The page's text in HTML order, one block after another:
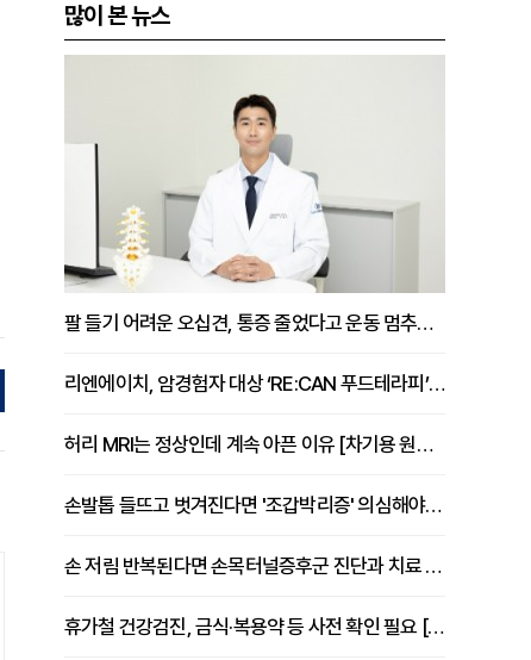
많이 본 뉴스
팔 들기 어려운 오십견, 통증 줄었다고 운동 멈추면 안 되는 이유 [이병욱 원장 칼럼]
리엔에이치, 암경험자 대상 ‘RE:CAN 푸드테라피’ 운영
허리 MRI는 정상인데 계속 아픈 이유 [차기용 원장 칼럼]
손발톱 들뜨고 벗겨진다면 '조갑박리증' 의심해야 [김철윤 원장 칼럼]
손 저림 반복된다면 손목터널증후군 진단과 치료 시기 살펴야 [김동현 원장 칼럼]
휴가철 건강검진, 금식·복용약 등 사전 확인 필요 [정도감 원장 칼럼]